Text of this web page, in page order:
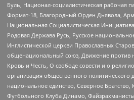
Буль, Национал-социалистическая рабочая
Формат-18, Благородный Орден Дьявола,
Национальная Социалистическая
Родовая Держава Русь, Русское
Инглистической церкви Православных
общенациональный союз, Движение против
Кровь и Честь, О свободе совести и о
организация общественного политического
национальное единство, Северное
Футбольного Клуба Динамо,